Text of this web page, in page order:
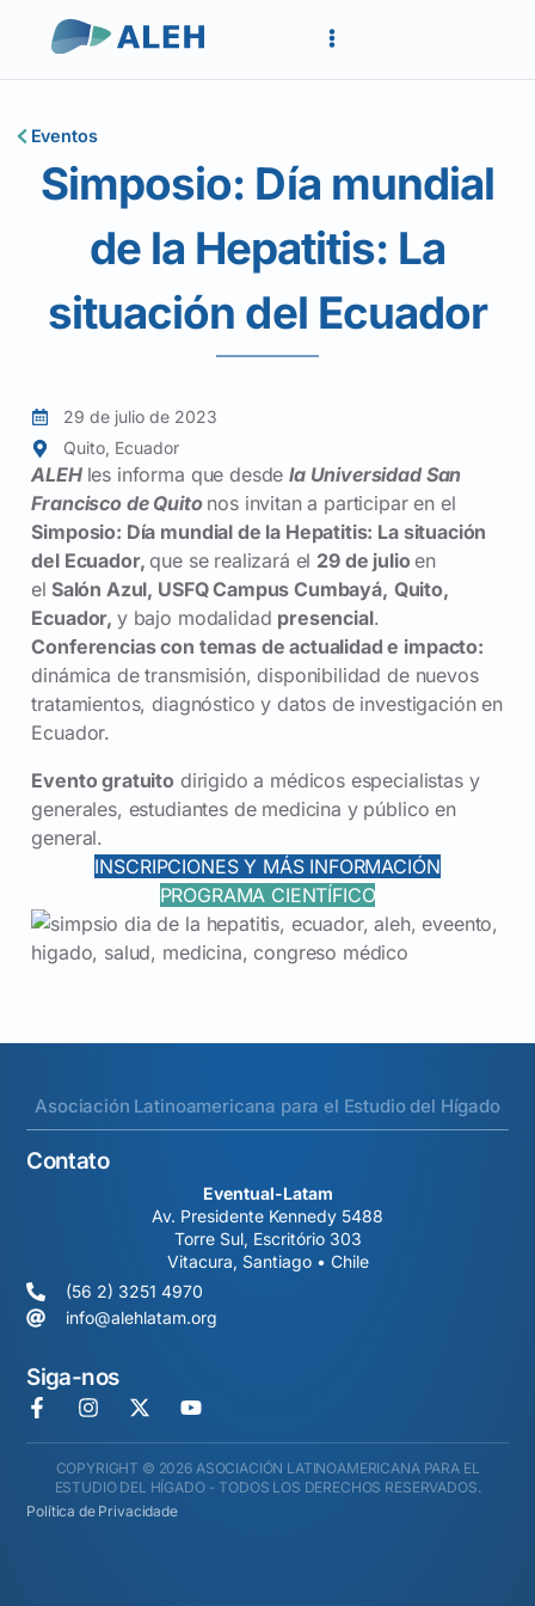
Eventos
Simposio: Día mundial
de la Hepatitis: La
situación del Ecuador
29 de julio de 2023
Quito, Ecuador
ALEH les informa que desdela Universidad San
Francisco de Quito nos invitan a participar en el
Simposio: Día mundial de la Hepatitis: La situación
del Ecuador,que se realizará el 29 de julio en
el Salón Azul, USFQ Campus Cumbayá, Quito,
Ecuador, y bajo modalidad presencial.
Conferencias con temas de actualidad e impacto:
dinámica de transmisión, disponibilidad de nuevos
tratamientos, diagnóstico y datos de investigación en
Ecuador.
Evento gratuito dirigido a médicos especialistas y
generales, estudiantes de medicina y público en
general.
INSCRIPCIONES Y MÁS INFORMACIÓN
PROGRAMA CIENTÍFICO
Asociación Latinoamericana para el Estudio del Hígado
Contato
Eventual-Latam
Av. Presidente Kennedy 5488
Torre Sul, Escritório 303
Vitacura, Santiago • Chile
(56 2) 3251 4970
info@alehlatam.org
Siga-nos
COPYRIGHT © 2026 ASOCIACIÓN LATINOAMERICANA PARA EL
ESTUDIO DEL HÍGADO - TODOS LOS DERECHOS RESERVADOS.
Política de Privacidade